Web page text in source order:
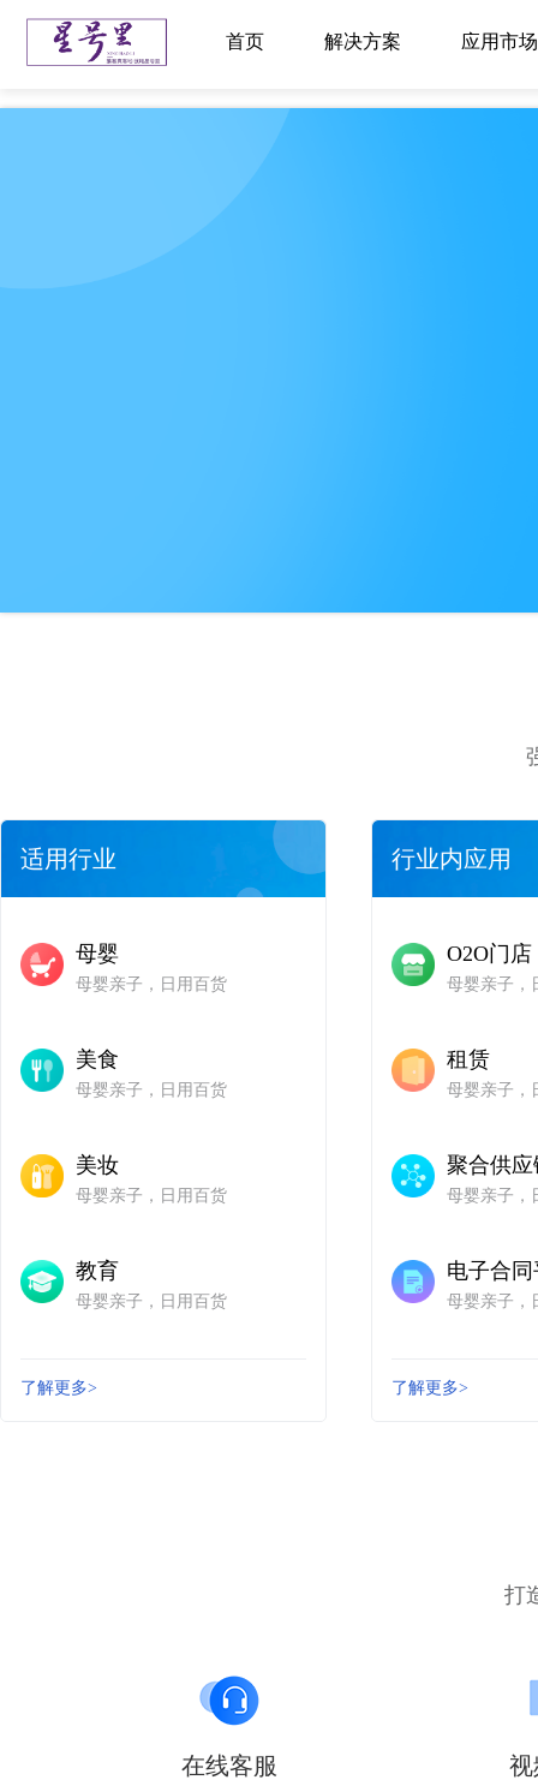
首页 解决方案 应用市场
适用行业
母婴
母婴亲子，日用百货
美食
母婴亲子，日用百货
美妆
母婴亲子，日用百货
教育
母婴亲子，日用百货
了解更多>
行业内应用
O2O门店
母婴亲子，
租赁
母婴亲子，
聚合供
母婴亲子，
电子合
母婴亲子，
了解更多>
打
在线客服 视